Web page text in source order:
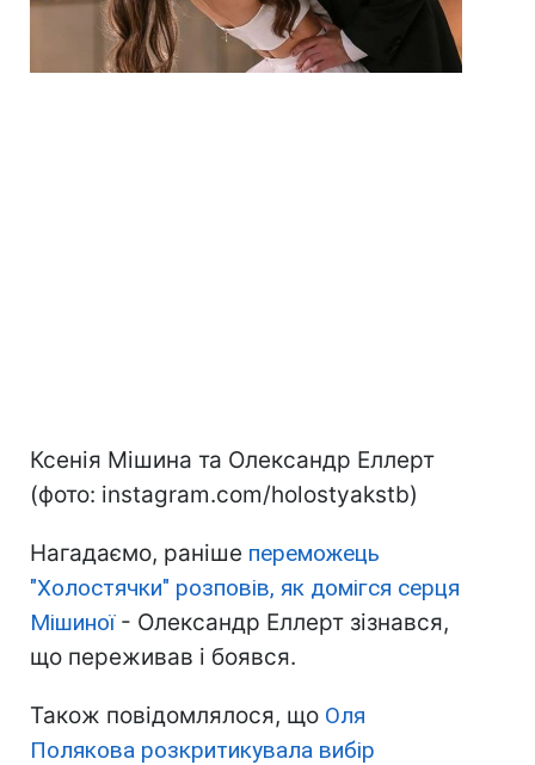
Ксенія Мішина та Олександр Еллерт
(фото: instagram.com/holostyakstb)
Нагадаємо, раніше переможець
"Холостячки" розповів, як домігся серця
Мішиної- Олександр Еллерт зізнався,
що переживав і боявся.
Також повідомлялося, що Оля
Полякова розкритикувала вибір